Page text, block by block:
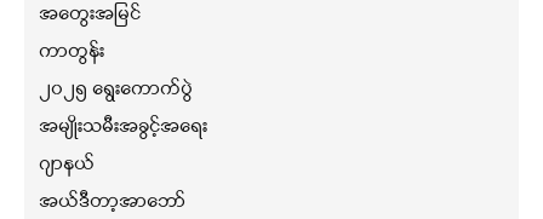
အတွေးအမြင်
ကာတွန်း
၂၀၂၅ ရွေးကောက်ပွဲ
အမျိုးသမီးအခွင့်အရေး
ဂျာနယ်
အယ်ဒီတာ့အာဘော်